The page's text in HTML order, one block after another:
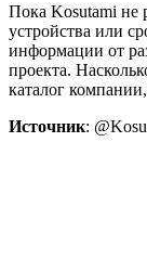
Пока Kosutami не
устройства или
информации от
проекта.
каталог
Источник: